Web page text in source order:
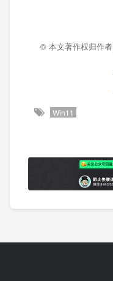
© 本文著作权归作者
Win11